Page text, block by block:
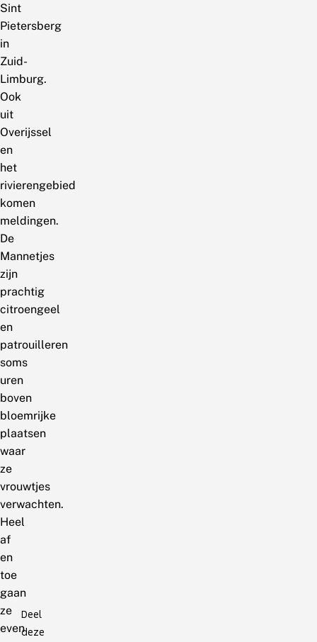
Sint
Pietersberg
in
Zuid-
Limburg.
Ook
uit
Overijssel
en
het
rivierengebied
komen
meldingen.
De
Mannetjes
zijn
prachtig
citroengeel
en
patrouilleren
soms
uren
boven
bloemrijke
plaatsen
waar
ze
vrouwtjes
verwachten.
Heel
af
en
toe
gaan
ze
even
Deel
deze